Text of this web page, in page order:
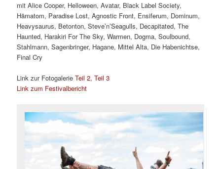
mit Alice Cooper, Helloween, Avatar, Black Label Society,
Hämatom, Paradise Lost, Agnostic Front, Ensiferum, Dominum,
Heavysaurus, Betonton, Steve’n’Seagulls, Decapitated, The
Haunted, Harakiri For The Sky, Warmen, Dogma, Soulbound,
Stahlmann, Sagenbringer, Hagane, Mittel Alta, Die Habenichtse,
Final Cry
Link zur FotogalerieTeil 2,Teil 3
Link zum Festivalbericht